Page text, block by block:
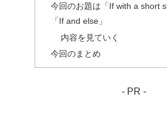
今回のお題は「If with a short
「If and else」
内容を見ていく
今回のまとめ
- PR -